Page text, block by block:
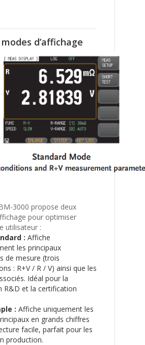
d’affichage
3000 propose deux
pour optimiser
utilisateur :
: Affiche
les principaux
de mesure (trois
: R+V / R / V) ainsi que les
Idéal pour la
R&D et la certification
: Affiche uniquement les
en grands chiffres
facile, parfait pour les
production.